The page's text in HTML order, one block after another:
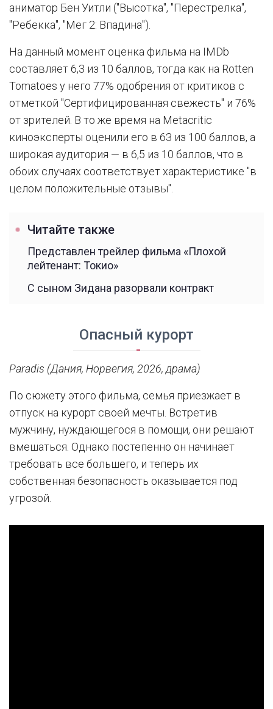
аниматор Бен Уитли ("Высотка", "Перестрелка",
"Ребекка", "Мег 2: Впадина").
На данный момент оценка фильма на IMDb
составляет 6,3 из 10 баллов, тогда как на Rotten
Tomatoes у него 77% одобрения от критиков с
отметкой "Сертифицированная свежесть" и 76%
от зрителей. В то же время на Metacritic
киноэксперты оценили его в 63 из 100 баллов, а
широкая аудитория — в 6,5 из 10 баллов, что в
обоих случаях соответствует характеристике "в
целом положительные отзывы".
Читайте также
Представлен трейлер фильма «Плохой
лейтенант: Токио»
С сыном Зидана разорвали контракт
Опасный курорт
Paradis (Дания, Норвегия, 2026, драма)
По сюжету этого фильма, семья приезжает в
отпуск на курорт своей мечты. Встретив
мужчину, нуждающегося в помощи, они решают
вмешаться. Однако постепенно он начинает
требовать все большего, и теперь их
собственная безопасность оказывается под
угрозой.